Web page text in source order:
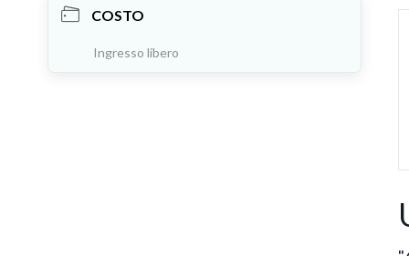
COSTO
Ingresso libero